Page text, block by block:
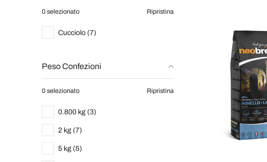
0 selezionato Ripristina
Cucciolo (7)
Peso Confezioni
0 selezionato Ripristina
0.800 kg (3)
2 kg (7)
5 kg (5)